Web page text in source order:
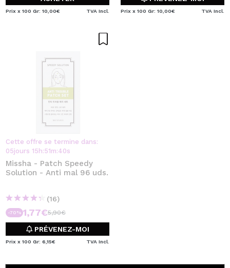
Prix x 100 Gr: 10,00€ TVA Incl. Prix x 100 Gr: 10,00€ TVA Incl.
Cette offre se termine dans:
05jours 15 h:51m:39s
Missha - Patch Speedy
Solution - Anti mal 96 uds.
(16)
-70% 1,77€5,90€
PRÉVENEZ-MOI
Prix x 100 Gr: 6,15€ TVA Incl.